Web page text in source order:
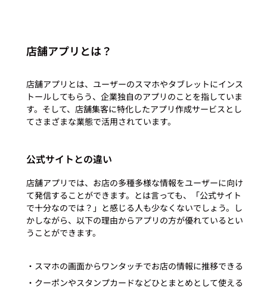
店舗アプリとは？
店舗アプリとは、ユーザーのスマホやタブレットにインス
トールしてもらう、企業独自のアプリのことを指していま
す。そして、店舗集客に特化したアプリ作成サービスとし
公式サイトとの違い
店舗アプリでは、お店の多種多様な情報をユーザーに向け
て発信することができます。とは言っても、「公式サイト
で十分なのでは？」と感じる人も少なくないでしょう。し
かしながら、以下の理由からアプリの方が優れているとい
うことができます。
・スマホの画面からワンタッチでお店の情報に推移できる
・クーポンやスタンプカードなどひとまとめとして使える